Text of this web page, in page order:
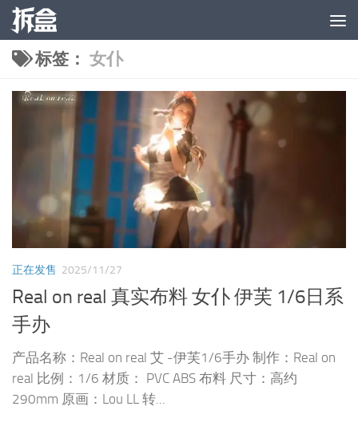
跳至内容
标签： 女仆
正在发售 2025/11/27
Real on real 真实布料 女仆 伊芙 1/6日系
手办
产品名称：Real on real 艾 -伊芙1/6手办 制作：Real on
real 比例：1/6 材质： PVC ABS 布料 尺寸：高约
290mm 原画：Lou LL 转...